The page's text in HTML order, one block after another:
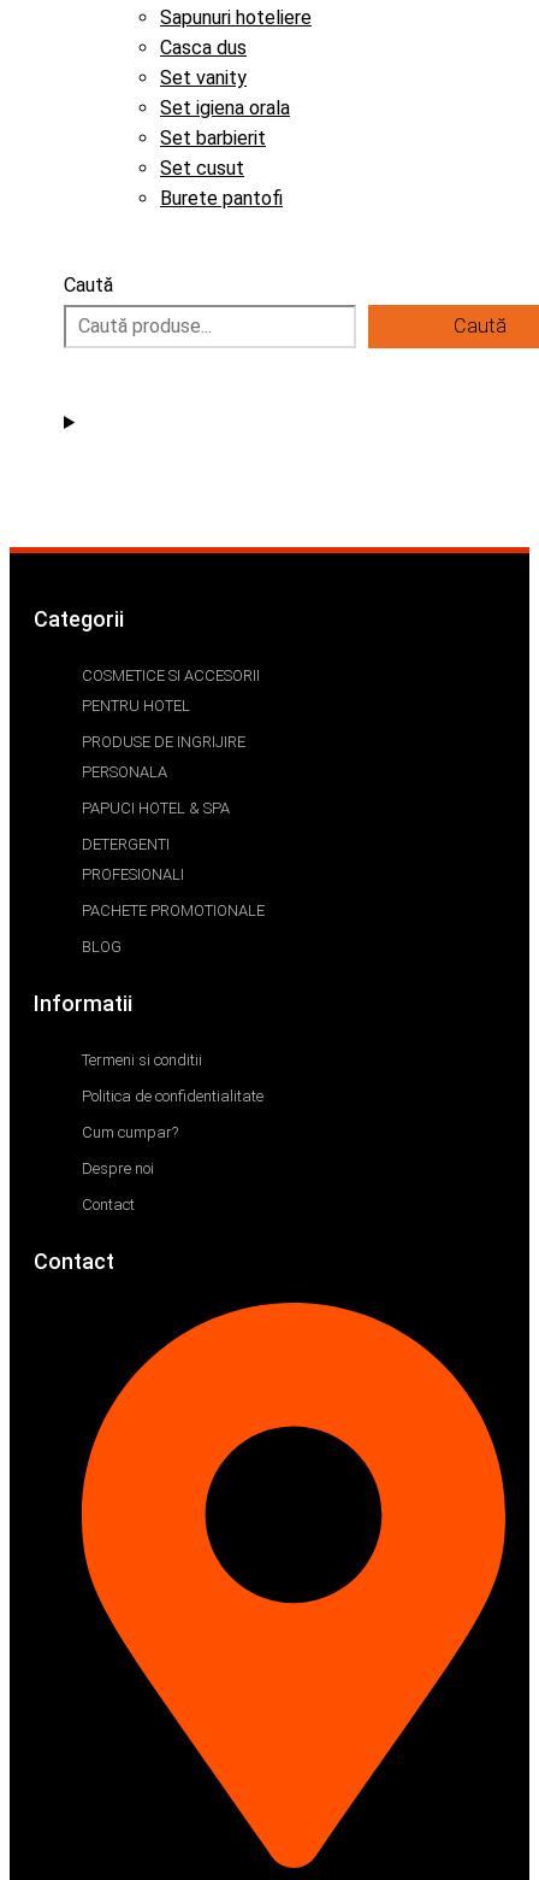
Sapunuri hoteliere
Casca dus
Set vanity
Set igiena orala
Set barbierit
Set cusut
Burete pantofi
Caută
Caută
Categorii
COSMETICE SI ACCESORII
PENTRU HOTEL
PRODUSE DE INGRIJIRE
PERSONALA
PAPUCI HOTEL & SPA
DETERGENTI
PROFESIONALI
PACHETE PROMOTIONALE
BLOG
Informatii
Termeni si conditii
Politica de confidentialitate
Cum cumpar?
Despre noi
Contact
Contact